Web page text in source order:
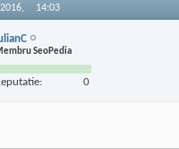
14:03
SeoPedia
0